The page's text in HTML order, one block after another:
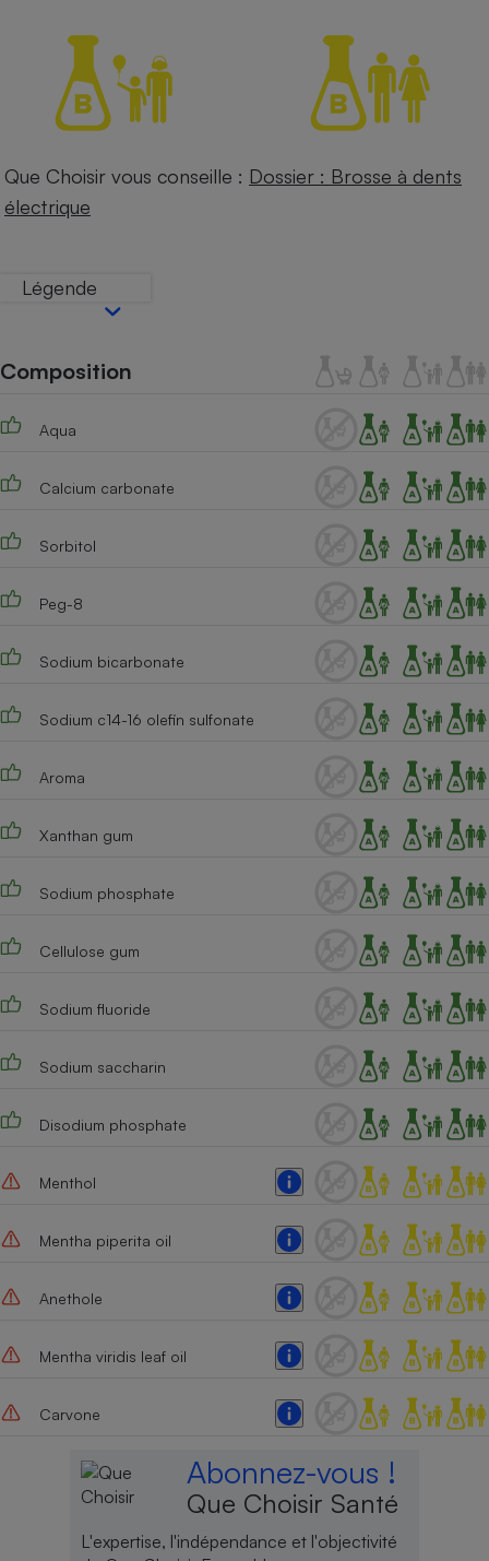
Que Choisir vous conseille : Dossier : Brosse à dents
électrique
Légende
Composition
Aqua
Calcium carbonate
Sorbitol
Peg-8
Sodium bicarbonate
Sodium c14-16 olefin sulfonate
Aroma
Xanthan gum
Sodium phosphate
Cellulose gum
Sodium fluoride
Sodium saccharin
Disodium phosphate
Menthol
Mentha piperita oil
Anethole
Mentha viridis leaf oil
Carvone
Abonnez-vous !
Que Choisir Santé
L'expertise, l'indépendance et l'objectivité
Complément
alimentaire
Assurance emprunteur
Petit électroménager -
Plaque de cuisson à
induction
Climatiseur -
Ventilateur
Cafetière à expressos
Robot ménager
Téléphone mobile -
Antivirus
Radiateur électrique
Climatiseur -
Ventilateur
Mutuelle